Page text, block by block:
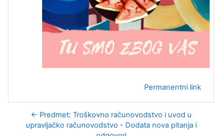
Permanentni link
← Predmet: Troškovno računovodstvo i uvod u
upravljačko računovodstvo - Dodata nova pitanja i